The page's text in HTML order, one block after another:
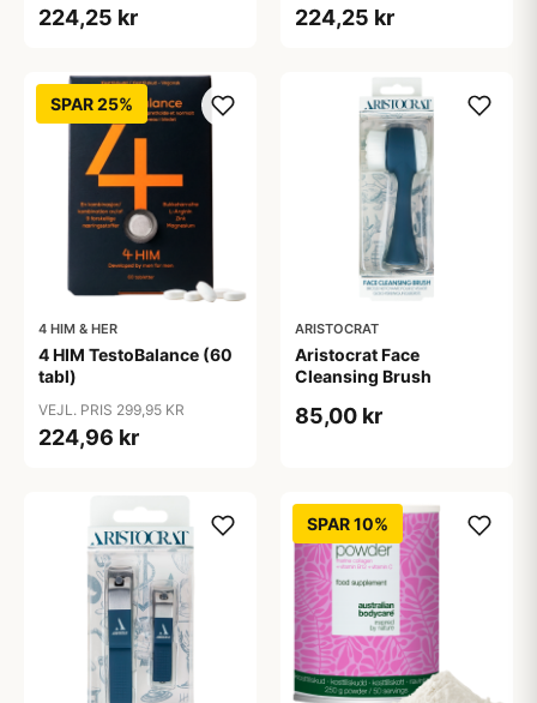
224,25 kr 224,25 kr
SPAR 25%
4 HIM & HER
4 HIM TestoBalance (60
tabl)
VEJL. PRIS 299,95 KR
224,96 kr
ARISTOCRAT
Aristocrat Face
Cleansing Brush
85,00 kr
SPAR 10%